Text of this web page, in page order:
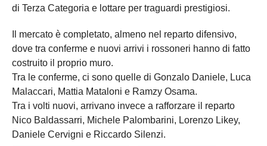
di Terza Categoria e lottare per traguardi prestigiosi.
Il mercato è completato, almeno nel reparto difensivo,
dove tra conferme e nuovi arrivi i rossoneri hanno di fatto
costruito il proprio muro.
Tra le conferme, ci sono quelle di Gonzalo Daniele, Luca
Malaccari, Mattia Mataloni e Ramzy Osama.
Tra i volti nuovi, arrivano invece a rafforzare il reparto
Nico Baldassarri, Michele Palombarini, Lorenzo Likey,
Daniele Cervigni e Riccardo Silenzi.